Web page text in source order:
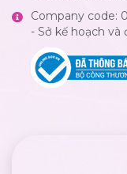
Company code:
- Sở kế hoạch và